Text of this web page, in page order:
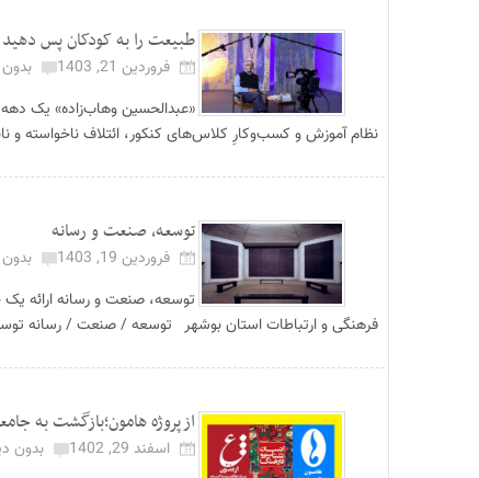
طبیعت را به کودکان پس
فروردین 21, 1403
«عبدالحسین وهاب‌زاده» یک
نظام آموزش و کسب‌وکارِ کلاس‌های کنکور، ائتلاف ناخواسته و
توسعه، صنعت و رسانه
فروردین 19, 1403
توسعه، صنعت و رسانه ارائه
فرهنگی و ارتباطات استان بوشهر توسعه / صنعت / رسانه
ازپروژه هامون؛بازگشت به
اسفند 29, 1402
بدون